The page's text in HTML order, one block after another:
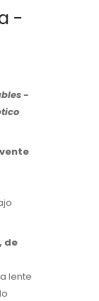
-
-
de
lente